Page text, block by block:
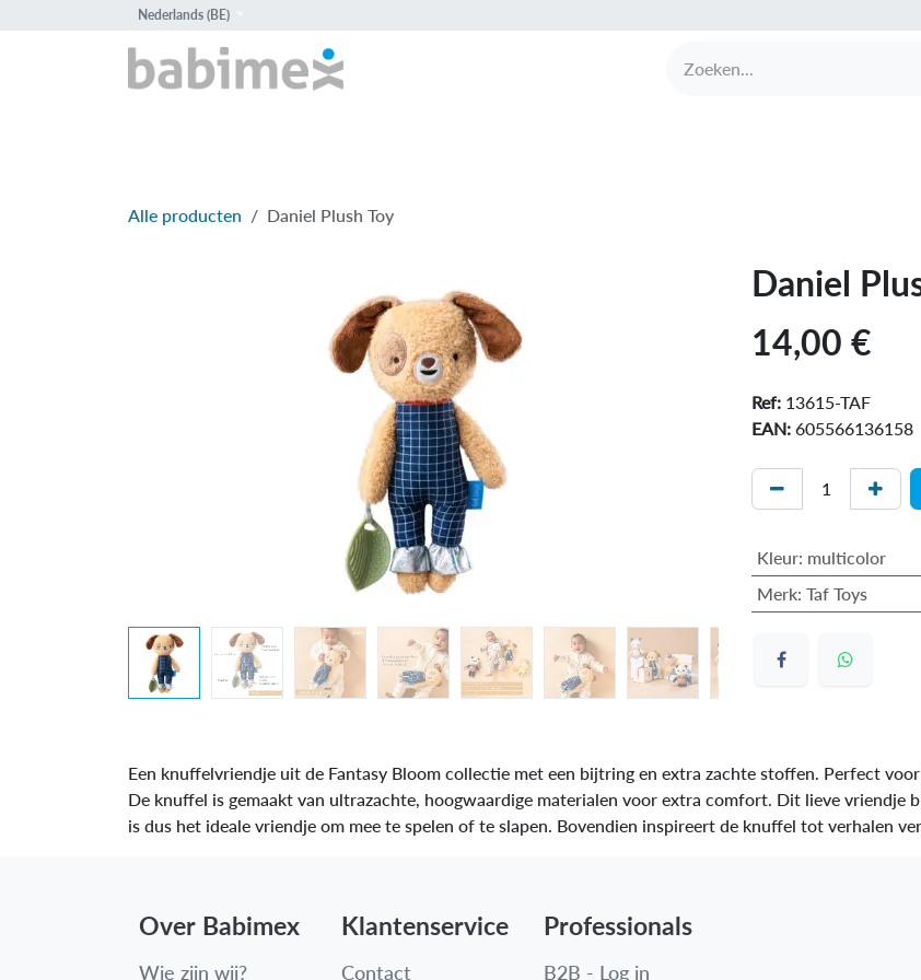
Overslaan naar inhoudNederlands (BE)
Alle producten Daniel Plush Toy
Daniel
14,00 €
Ref: 13615-TAF
EAN: 605566136158
Kleur: multicolor
Merk: Taf Toys
Een knuffelvriendje uit de Fantasy Bloom collectie met een bijtring en extra zachte stoffen. Perfect
De knuffel is gemaakt van ultrazachte, hoogwaardige materialen voor extra comfort. Dit lieve vriendje
is dus het ideale vriendje om mee te spelen of te slapen. Bovendien inspireert de knuffel tot
Over Babimex
Wie zijn wij?
Klantenservice
Contact
Professionals
B2B - Log in